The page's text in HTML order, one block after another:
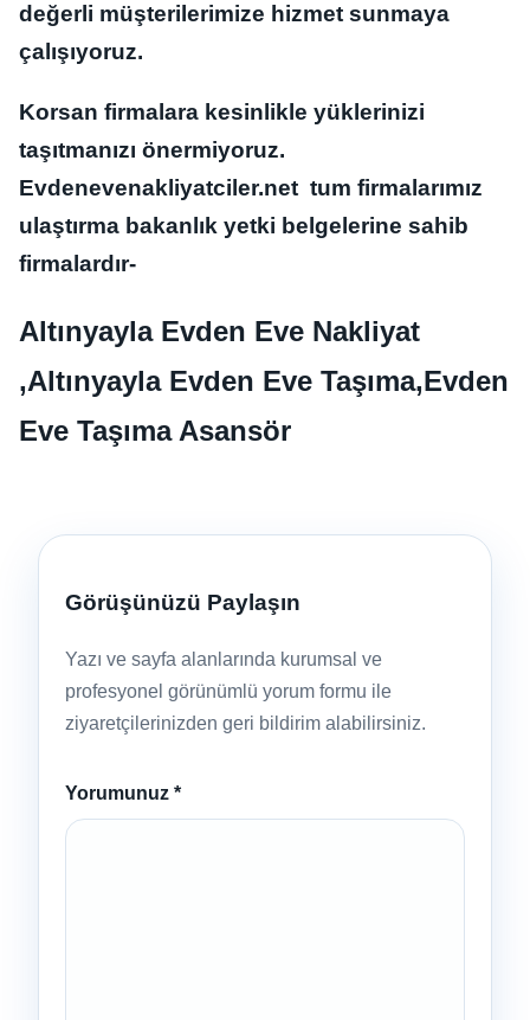
değerli müşterilerimize hizmet sunmaya
çalışıyoruz.
Korsan firmalara kesinlikle yüklerinizi
taşıtmanızı önermiyoruz.
Evdenevenakliyatciler.net tum firmalarımız
ulaştırma bakanlık yetki belgelerine sahib
firmalardır-
Altınyayla Evden Eve Nakliyat
,Altınyayla Evden Eve Taşıma,Evden
Eve Taşıma Asansör
Görüşünüzü Paylaşın
Yazı ve sayfa alanlarında kurumsal ve
profesyonel görünümlü yorum formu ile
ziyaretçilerinizden geri bildirim alabilirsiniz.
Yorumunuz *